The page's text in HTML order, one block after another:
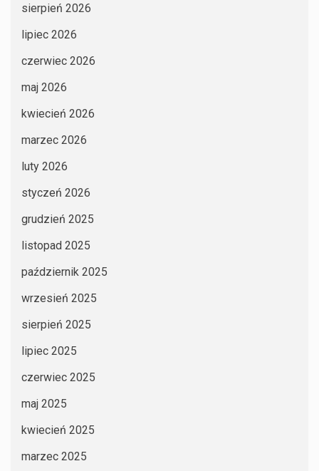
sierpień 2026
lipiec 2026
czerwiec 2026
maj 2026
kwiecień 2026
marzec 2026
luty 2026
styczeń 2026
grudzień 2025
listopad 2025
październik 2025
wrzesień 2025
sierpień 2025
lipiec 2025
czerwiec 2025
maj 2025
kwiecień 2025
marzec 2025